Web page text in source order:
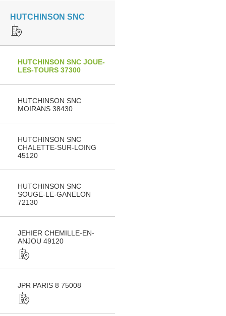
HUTCHINSON SNC
HUTCHINSON SNC JOUE-
LES-TOURS 37300
HUTCHINSON SNC
MOIRANS 38430
HUTCHINSON SNC
CHALETTE-SUR-LOING
45120
HUTCHINSON SNC
SOUGE-LE-GANELON
72130
JEHIER CHEMILLE-EN-
ANJOU 49120
JPR PARIS 8 75008